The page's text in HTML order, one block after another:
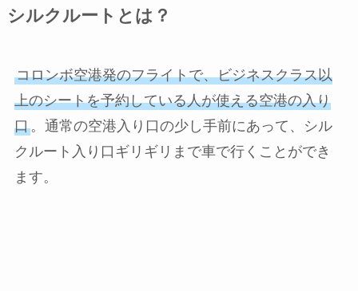
シルクルートとは？
コロンボ空港発のフライトで、ビジネスクラス以
上のシートを予約している人が使える空港の入り
口。通常の空港入り口の少し手前にあって、シル
クルート入り口ギリギリまで車で行くことができ
ます。